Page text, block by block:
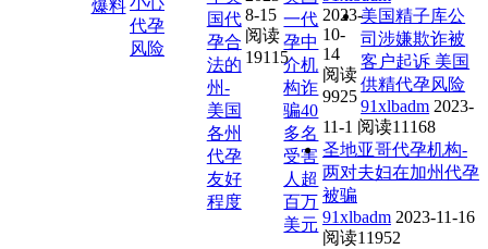
爆料
代孕
风险
国代
孕合
法的
州-
美国
各州
代孕
友好
程度
8-15
阅读
19115
一代
孕中
介机
构诈
骗40
多名
受害
人超
百万
美元
2023-
10-
14
阅读
9925
美国精子库公
司涉嫌欺诈被
客户起诉 美国
供精代孕风险
91xlbadm 2023-
11-1 阅读11168
圣地亚哥代孕机构-
两对夫妇在加州代孕
被骗
91xlbadm 2023-11-16
阅读11952